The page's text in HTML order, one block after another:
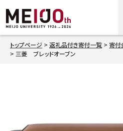
トップページ 返礼品付き寄付一覧
寄
三菱 ブレッドオーブン